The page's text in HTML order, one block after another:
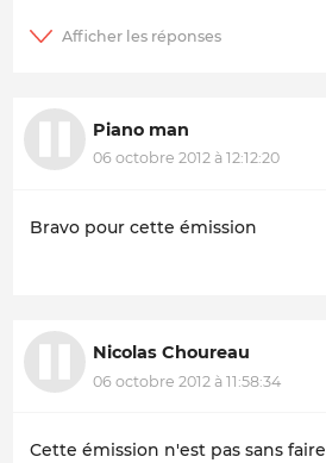
Piano man
06 octobre 2012 à 12:12:20
Bravo pour cette émission
Nicolas Choureau
06 octobre 2012 à 11:58:34
Cette émission n'est pas sans